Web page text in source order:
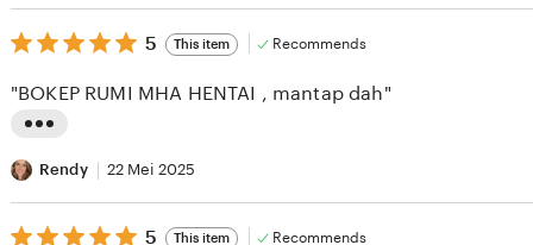
v
i
w
y
A
S
s
t
n
r
e
v
5
out
5
stars
5 This item Recommends
i
s
t
"BOKEP RUMI MHA HENTAI , mantap dah"
Rendy 22 Mei 2025
5
5 This item Recommends